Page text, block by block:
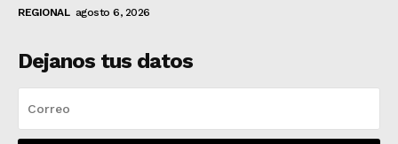
REGIONAL agosto 6, 2026
Dejanos tus datos